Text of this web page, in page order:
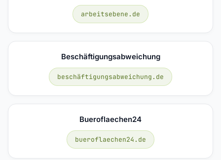
arbeitsebene.de
Beschäftigungsabweichung
beschäftigungsabweichung.de
Bueroflaechen24
bueroflaechen24.de